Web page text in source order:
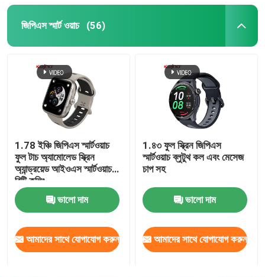
জিপিএস স্মার্ট ওয়াচ (56)
1.78 ইঞ্চি জিপিএস স্মার্টওয়াচ
ফুল টাচ অ্যামোলেড স্ক্রিন
অ্যান্ড্রয়েড আইওএস স্মার্টওয়াচ
বিটি কলিং
ভালো দাম
আমাদের সাথে যোগাযোগ করুন
1.৪৩ ফুল স্ক্রিন জিপিএস
স্মার্টওয়াচ ব্লুটুথ কল এবং মেসেজ
চাপ সহ
ভালো দাম
আমাদের সাথে যোগাযোগ করুন